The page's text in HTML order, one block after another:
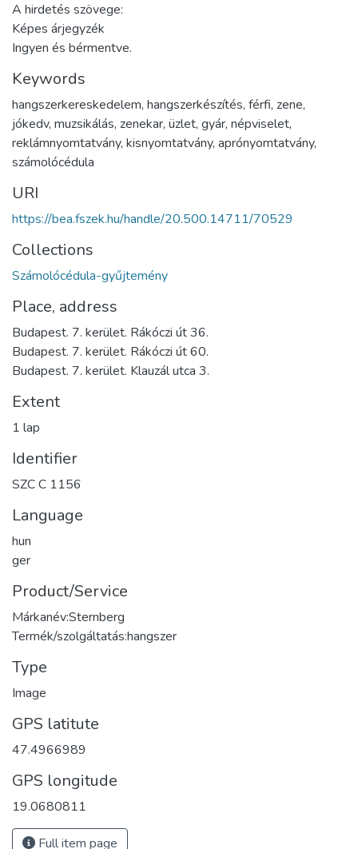
A hirdetés szövege:
Képes árjegyzék
Ingyen és bérmentve.
Keywords
hangszerkereskedelem, hangszerkészítés, férfi, zene,
jókedv, muzsikálás, zenekar, üzlet, gyár, népviselet,
reklámnyomtatvány, kisnyomtatvány, aprónyomtatvány,
számolócédula
URI
https://bea.fszek.hu/handle/20.500.14711/70529
Collections
Számolócédula-gyűjtemény
Place, address
Budapest. 7. kerület. Rákóczi út 36.
Budapest. 7. kerület. Rákóczi út 60.
Budapest. 7. kerület. Klauzál utca 3.
Extent
1 lap
Identifier
SZC C 1156
Language
hun
ger
Product/Service
Márkanév:Sternberg
Termék/szolgáltatás:hangszer
Type
Image
GPS latitute
47.4966989
GPS longitude
19.0680811
Full item page